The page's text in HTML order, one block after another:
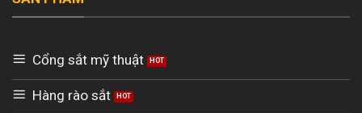
Cổng sắt mỹ thuật
Hàng rào sắt